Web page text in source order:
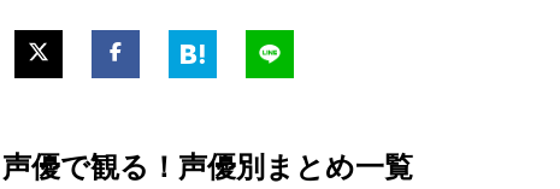
優で観る！声優別まとめ一覧